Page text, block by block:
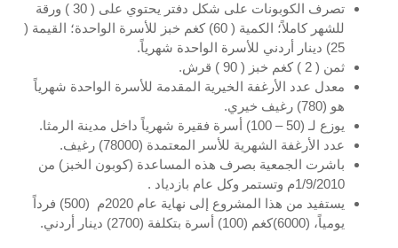
تصرف الكوبونات على شكل دفتر يحتوي على ( 30 ) ورقة
للشهر كاملاً؛ الكمية ( 60) كغم خبز للأسرة الواحدة؛ القيمة (
25) دينار أردني للأسرة الواحدة شهرياً.
ثمن ( 2 ) كغم خبز ( 90 ) قرش.
معدل عدد الأرغفة الخيرية المقدمة للأسرة الواحدة شهرياً
هو (780) رغيف خيري.
يوزع لـ (50 – 100) أسرة فقيرة شهرياً داخل مدينة الرمثا.
عدد الأرغفة الشهرية للأسر المعتمدة (78000) رغيف.
باشرت الجمعية بصرف هذه المساعدة (كوبون الخبز) من
1/9/2010م وتستمر وكل عام بازدياد .
يستفيد من هذا المشروع إلى نهاية عام 2020م (500) فرداً
يومياً، (6000)كغم (100) أسرة بتكلفة (2700) دينار أردني.